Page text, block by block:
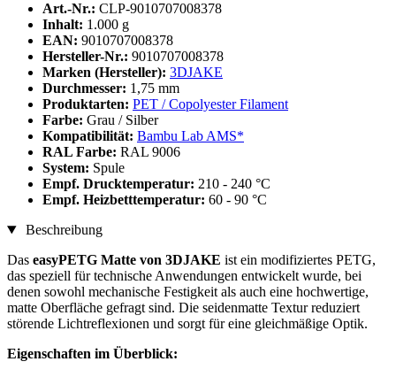
Art.-Nr.: CLP-9010707008378
Inhalt: 1.000 g
EAN: 9010707008378
Hersteller-Nr.: 9010707008378
Marken (Hersteller): 3DJAKE
Durchmesser: 1,75 mm
Produktarten: PET / Copolyester Filament
Farbe: Grau / Silber
Kompatibilität: Bambu Lab AMS*
RAL Farbe: RAL 9006
System: Spule
Empf. Drucktemperatur: 210 - 240 °C
Empf. Heizbetttemperatur: 60 - 90 °C
Beschreibung
Das easyPETG Matte von 3DJAKE ist ein modifiziertes PETG,
das speziell für technische Anwendungen entwickelt wurde, bei
denen sowohl mechanische Festigkeit als auch eine hochwertige,
matte Oberfläche gefragt sind. Die seidenmatte Textur reduziert
störende Lichtreflexionen und sorgt für eine gleichmäßige Optik.
Eigenschaften im Überblick: